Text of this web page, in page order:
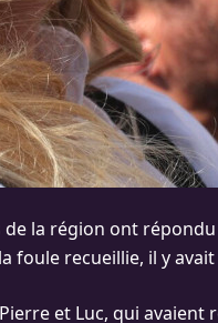
la région ont
foule recueillie, il y
et Luc, qui avaient